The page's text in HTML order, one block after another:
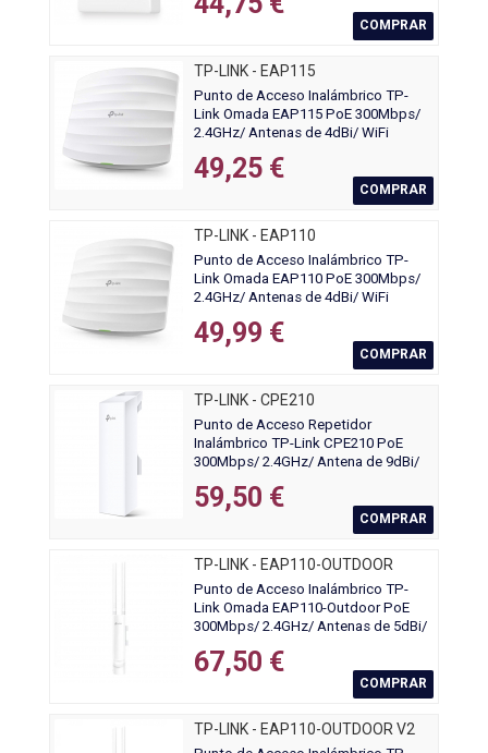
COMPRAR
TP-LINK - EAP115
Punto de Acceso Inalámbrico TP-
Link Omada EAP115 PoE 300Mbps/
2.4GHz/ Antenas de 4dBi/ WiFi
49,25 €
COMPRAR
TP-LINK - EAP110
Punto de Acceso Inalámbrico TP-
Link Omada EAP110 PoE 300Mbps/
2.4GHz/ Antenas de 4dBi/ WiFi
49,99 €
COMPRAR
TP-LINK - CPE210
Punto de Acceso Repetidor
Inalámbrico TP-Link CPE210 PoE
300Mbps/ 2.4GHz/ Antena de 9dBi/
59,50 €
COMPRAR
TP-LINK - EAP110-OUTDOOR
Punto de Acceso Inalámbrico TP-
Link Omada EAP110-Outdoor PoE
300Mbps/ 2.4GHz/ Antenas de 5dBi/
67,50 €
COMPRAR
TP-LINK - EAP110-OUTDOOR V2